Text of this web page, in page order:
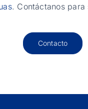
. Contáctanos para
Contacto